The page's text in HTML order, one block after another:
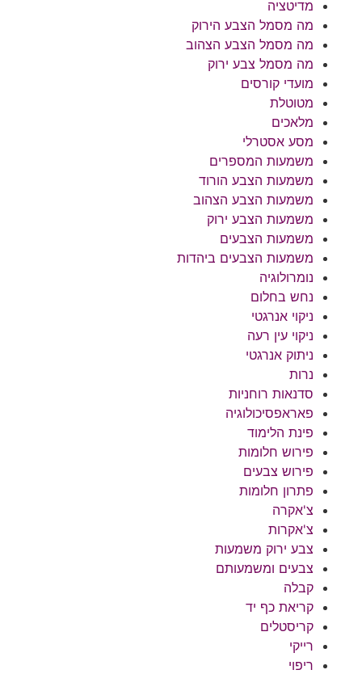
מדיטציה
מה מסמל הצבע הירוק
מה מסמל הצבע הצהוב
מה מסמל צבע ירוק
מועדי קורסים
מטוטלת
מלאכים
מסע אסטרלי
משמעות המספרים
משמעות הצבע הורוד
משמעות הצבע הצהוב
משמעות הצבע ירוק
משמעות הצבעים
משמעות הצבעים ביהדות
נומרולוגיה
נחש בחלום
ניקוי אנרגטי
ניקוי עין רעה
ניתוק אנרגטי
נרות
סדנאות רוחניות
פאראפסיכולוגיה
פינת הלימוד
פירוש חלומות
פירוש צבעים
פתרון חלומות
צ'אקרה
צ'אקרות
צבע ירוק משמעות
צבעים ומשמעותם
קבלה
קריאת כף יד
קריסטלים
רייקי
ריפוי